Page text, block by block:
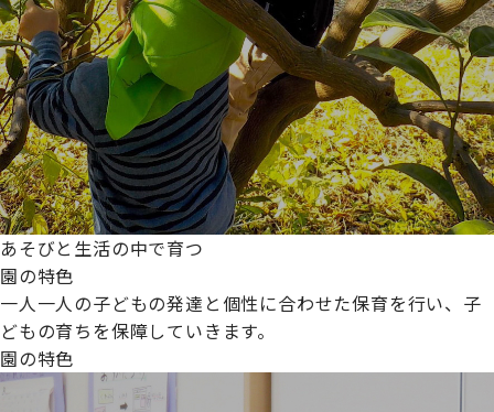
あそびと生活の中で育つ
園の特色
一人一人の子どもの発達と個性に合わせた保育を行い、子
どもの育ちを保障していきます。
園の特色